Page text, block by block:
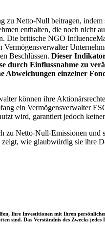
zu Netto-Null beitragen,
enthalten, die noch
Die britische NGO
Beschlüssen. Dieser
durch Einflussnahme zu
Abweichungen einzelner
können ihre
ein Vermögensverwalter
wird, garantiert jedoch
zu Netto-Null-Emissionen
wie glaubwürdig sie ihre
Ihre Investitionen mit Ihren
sind. Das Verständnis des Zwecks